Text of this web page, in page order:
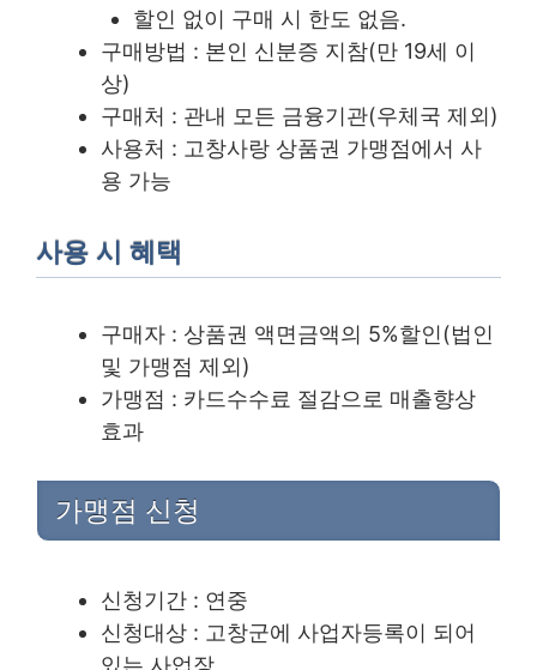
할인 없이 구매 시 한도 없음.
구매방법 : 본인 신분증 지참(만 19세 이
상)
구매처 : 관내 모든 금융기관(우체국 제외)
사용처 : 고창사랑 상품권 가맹점에서 사
용 가능
사용 시 혜택
구매자 : 상품권 액면금액의 5%할인(법인
및 가맹점 제외)
가맹점 : 카드수수료 절감으로 매출향상
효과
가맹점 신청
신청기간 : 연중
신청대상 : 고창군에 사업자등록이 되어
있는 사업장